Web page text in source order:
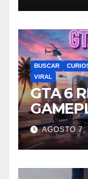
BUSCAR
VIRAL
GTA 6
HASTA
UNA
AGOSTO 7,